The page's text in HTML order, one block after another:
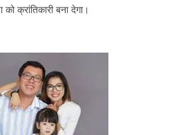
क्रांतिकारी बना देगा।